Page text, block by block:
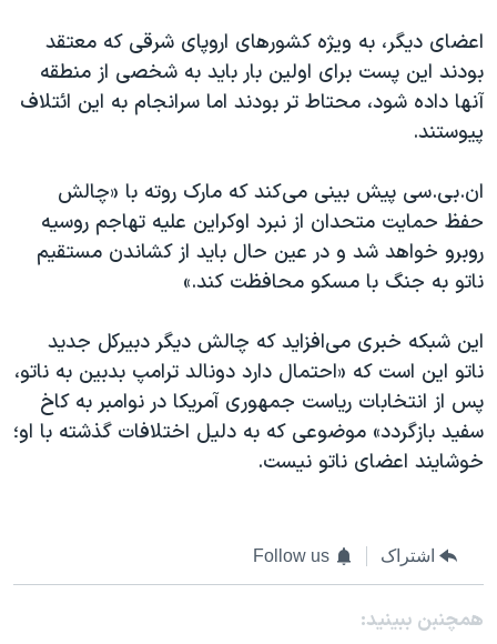
اعضای دیگر، به ویژه کشورهای اروپای شرقی که معتقد
بودند این پست برای اولین بار باید به شخصی از منطقه
آنها داده شود، محتاط‌‌ تر بودند اما سرانجام به این ائتلاف
پیوستند.
ان.بی.سی پیش بینی می‌کند که مارک روته با «چالش
حفظ حمایت متحدان از نبرد اوکراین علیه تهاجم روسیه
روبرو خواهد شد و در عین حال باید از کشاندن مستقیم
ناتو به جنگ با مسکو محافظت کند.»
این شبکه خبری می‌افزاید که چالش دیگر دبیرکل جدید
ناتو این است که «احتمال دارد دونالد ترامپ بدبین به ناتو،
پس از انتخابات ریاست جمهوری آمریکا در نوامبر به کاخ
سفید بازگردد» موضوعی که به دلیل اختلافات گذشته با او؛
خوشایند اعضای ناتو نیست.
اشتراک Follow us
همچنبن ببینید: